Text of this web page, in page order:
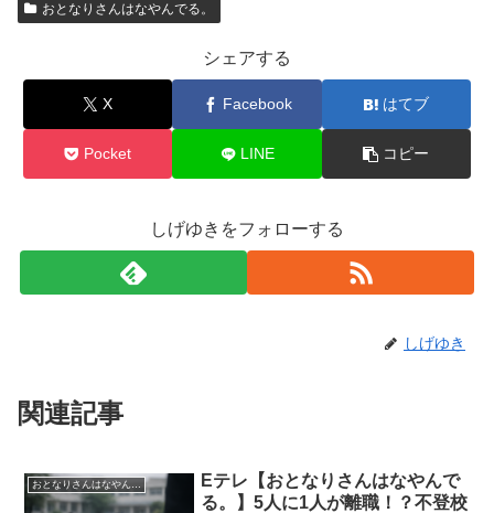
おとなりさんはなやんでる。
シェアする
X Facebook はてブ
Pocket LINE コピー
しげゆきをフォローする
しげゆき
関連記事
Eテレ【おとなりさんはなやんで
る。】5人に1人が離職！？不登校